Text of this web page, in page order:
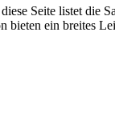
Seite listet die
ein breites